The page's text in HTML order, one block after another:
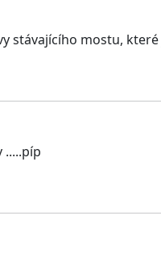
stávajícího mostu,
.....píp